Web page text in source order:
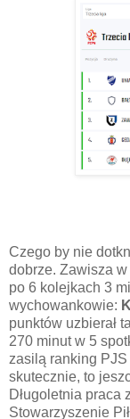
Czego by nie
dobrze. Zawisza
po 6 kolejkach 3
wychowankowie:
punktów uzbierał
270 minut w 5
zasilą ranking
skutecznie, to
Długoletnia praca
Stowarzyszenie